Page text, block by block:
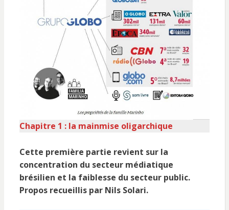
Chapitre 1 : la mainmise oligarchique
Cette première partie revient sur la
concentration du secteur médiatique
brésilien et la faiblesse du secteur public.
Propos recueillis par Nils Solari.